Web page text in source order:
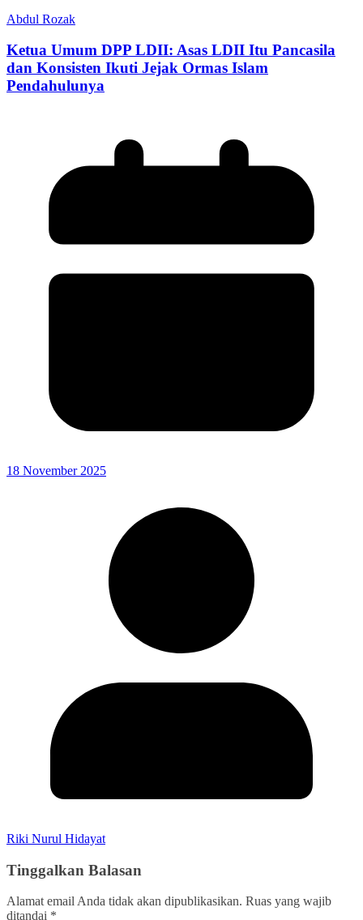
Abdul Rozak
Ketua Umum DPP LDII: Asas LDII Itu Pancasila
dan Konsisten Ikuti Jejak Ormas Islam
Pendahulunya
18 November 2025
Riki Nurul Hidayat
Tinggalkan Balasan
Alamat email Anda tidak akan dipublikasikan. Ruas yang wajib
ditandai *